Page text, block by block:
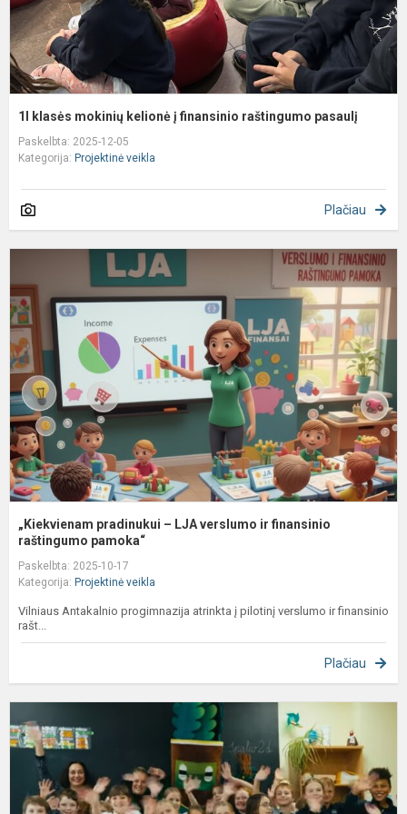
1l klasės mokinių kelionė į finansinio raštingumo pasaulį
Paskelbta: 2025-12-05
Kategorija: Projektinė veikla
Plačiau
„Kiekvienam pradinukui – LJA verslumo ir finansinio
raštingumo pamoka“
Paskelbta: 2025-10-17
Kategorija: Projektinė veikla
Vilniaus Antakalnio progimnazija atrinkta į pilotinį verslumo ir finansinio
rašt...
Plačiau